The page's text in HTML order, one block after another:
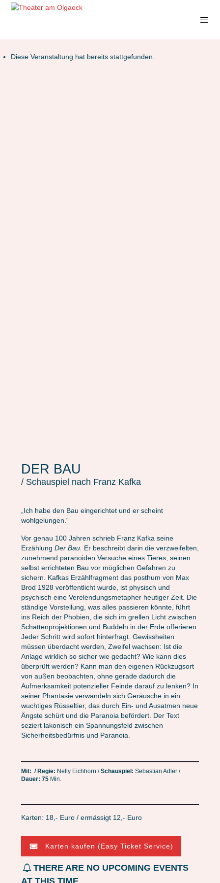
Diese Veranstaltung hat bereits stattgefunden.
DER BAU
/ Schauspiel nach Franz Kafka
„Ich habe den Bau eingerichtet und er scheint
wohlgelungen.“
Vor genau 100 Jahren schrieb Franz Kafka seine
Erzählung Der Bau. Er beschreibt darin die verzweifelten,
zunehmend paranoiden Versuche eines Tieres, seinen
selbst errichteten Bau vor möglichen Gefahren zu
sichern. Kafkas Erzählfragment das posthum von Max
Brod 1928 veröffentlicht wurde, ist physisch und
psychisch eine Verelendungsmetapher heutiger Zeit. Die
ständige Vorstellung, was alles passieren könnte, führt
ins Reich der Phobien, die sich im grellen Licht zwischen
Schattenprojektionen und Buddeln in der Erde offerieren.
Jeder Schritt wird sofort hinterfragt. Gewissheiten
müssen überdacht werden, Zweifel wachsen: Ist die
Anlage wirklich so sicher wie gedacht? Wie kann dies
überprüft werden? Kann man den eigenen Rückzugsort
von außen beobachten, ohne gerade dadurch die
Aufmerksamkeit potenzieller Feinde darauf zu lenken? In
seiner Phantasie verwandeln sich Geräusche in ein
wuchtiges Rüsseltier, das durch Ein- und Ausatmen neue
Ängste schürt und die Paranoia befördert. Der Text
seziert lakonisch ein Spannungsfeld zwischen
Sicherheitsbedürfnis und Paranoia.
Mit: / Regie: Nelly Eichhorn /Schauspiel: Sebastian Adler /
Dauer: 75Min.
Karten: 18,- Euro / ermässigt 12,- Euro
Karten kaufen (Easy Ticket Service)
THERE ARE NO UPCOMING EVENTS